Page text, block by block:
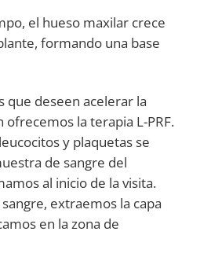
el hueso maxilar crece
formando una base
que deseen acelerar la
ofrecemos la terapia L-PRF.
y plaquetas se
de sangre del
al inicio de la visita.
extraemos la capa
en la zona de